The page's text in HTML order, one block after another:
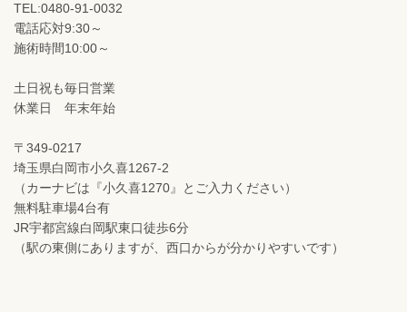
TEL:0480-91-0032
電話応対9:30～
施術時間10:00～
土日祝も毎日営業
休業日 年末年始
〒349-0217
埼玉県白岡市小久喜1267-2
（カーナビは『小久喜1270』とご入力ください）
無料駐車場4台有
JR宇都宮線白岡駅東口徒歩6分
（駅の東側にありますが、西口からが分かりやすいです）